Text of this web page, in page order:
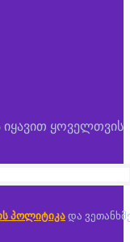
იყავით ყოველთვის
პოლიტიკა და